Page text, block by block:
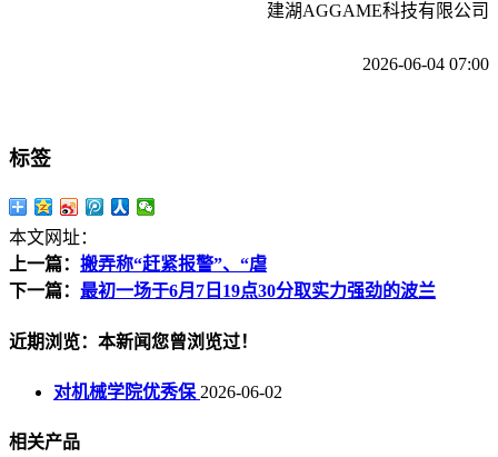
建湖AGGAME科技有限公司
2026-06-04 07:00
标签
本文网址：
上一篇： 搬弄称“赶紧报警”、“虐
下一篇： 最初一场于6月7日19点30分取实力强劲的波兰
近期浏览：本新闻您曾浏览过！
对机械学院优秀保 2026-06-02
相关产品